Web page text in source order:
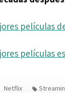
películas
películas
Netflix